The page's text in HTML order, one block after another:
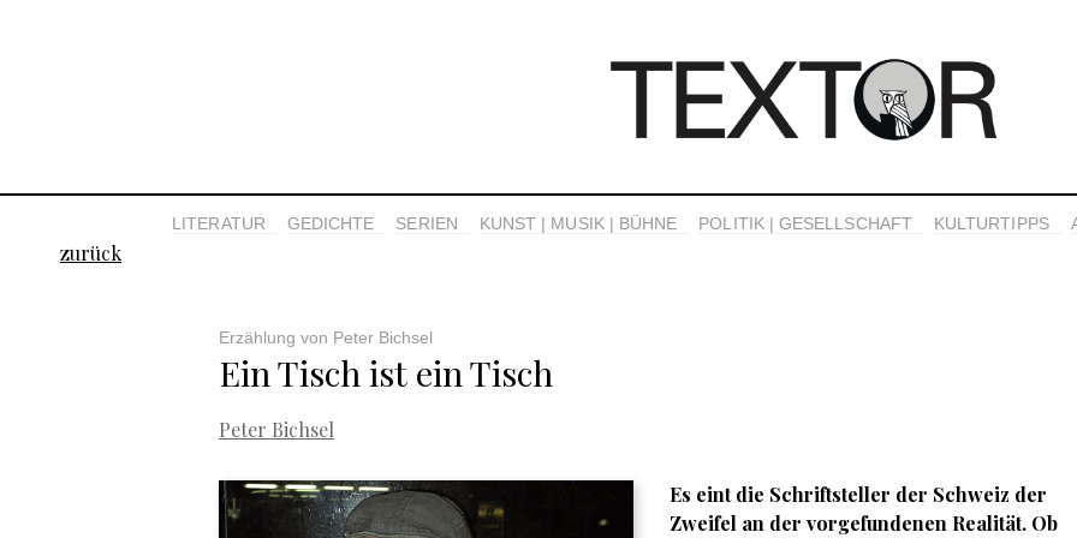
LITERATUR GEDICHTE SERIEN KUNST | MUSIK | BÜHNE POLITIK | GESELLSCHAFT KULTURTIPPS
zurück
Erzählung von Peter Bichsel
Ein Tisch ist ein Tisch
Peter Bichsel
Es eint die Schriftsteller der Schweiz der
Zweifel an der vorgefundenen Realität. Ob